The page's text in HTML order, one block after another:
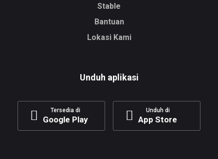
Stable
Bantuan
Lokasi Kami
Unduh aplikasi
Tersedia di
Google Play
Unduh di
App Store